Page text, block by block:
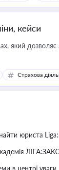
кейси
який дозволяє
Страхова
юриста
в центрі уваги